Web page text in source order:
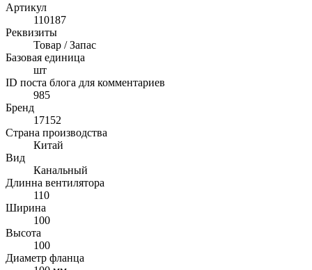
Артикул
110187
Реквизиты
Товар / Запас
Базовая единица
шт
ID поста блога для комментариев
985
Бренд
17152
Страна производства
Китай
Вид
Канальный
Длинна вентилятора
110
Ширина
100
Высота
100
Диаметр фланца